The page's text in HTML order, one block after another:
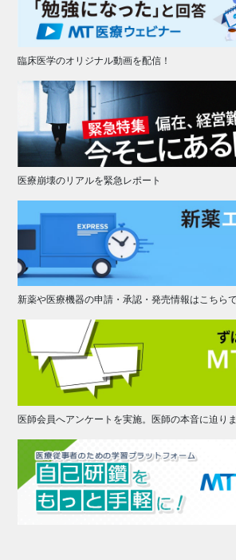
臨床医学のオリジナル動画を配信！
医療崩壊のリアルを緊急レポート
新薬や医療機器の申請・承認・発売情報はこちらで
医師会員へアンケートを実施。医師の本音に迫りま